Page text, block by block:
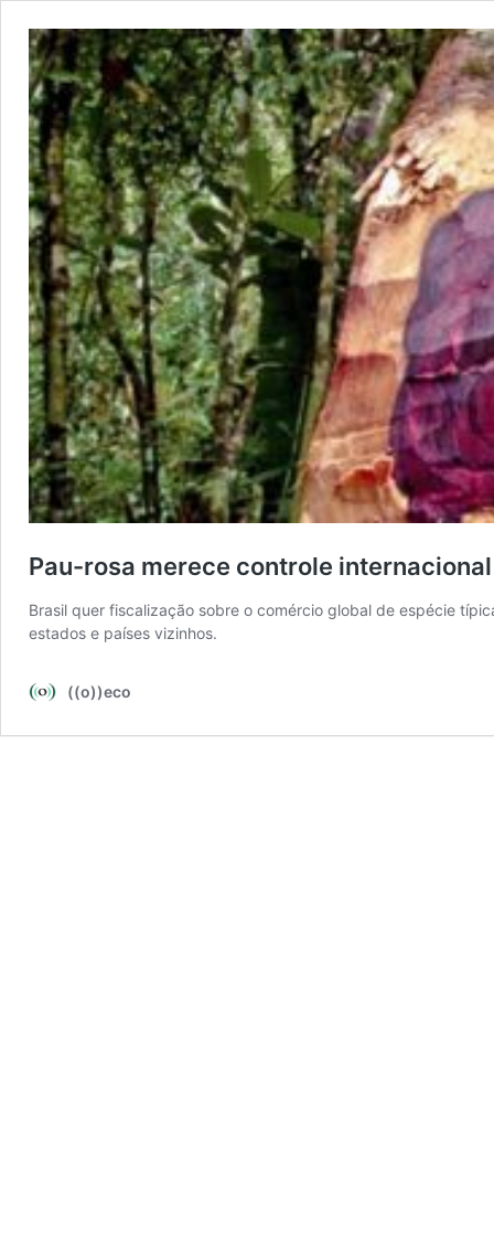
Pau-rosa merece controle internacional
Brasil quer fiscalização sobre o comércio global de espécie
estados e países vizinhos.
((o))eco